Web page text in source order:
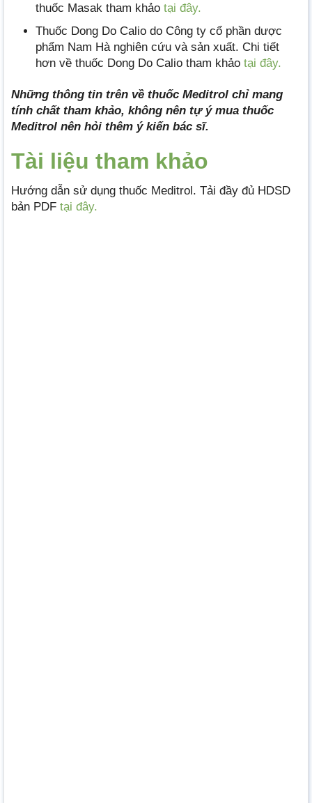
thuốc Masak tham khảo tại đây.
Thuốc Dong Do Calio do Công ty cổ phần dược
phẩm Nam Hà nghiên cứu và sản xuất. Chi tiết
hơn về thuốc Dong Do Calio tham khảo tại đây.
Những thông tin trên về thuốc Meditrol chỉ mang
tính chất tham khảo, không nên tự ý mua thuốc
Meditrol nên hỏi thêm ý kiến bác sĩ.
Tài liệu tham khảo
Hướng dẫn sử dụng thuốc Meditrol. Tải đầy đủ HDSD
bản PDF tại đây.